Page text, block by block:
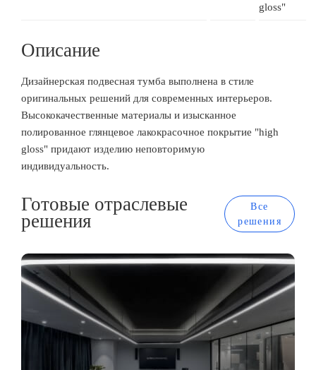
gloss"
Описание
Дизайнерская подвесная тумба выполнена в стиле
оригинальных решений для современных интерьеров.
Высококачественные материалы и изысканное
полированное глянцевое лакокрасочное покрытие "high
gloss" придают изделию неповторимую
индивидуальность.
Готовые отраслевые
решения
Все
решения